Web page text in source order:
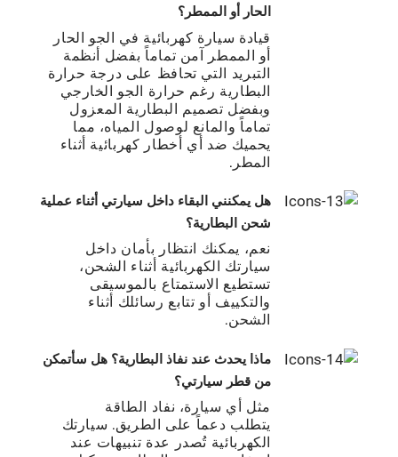
اﻟﺤﺎر أو اﻟﻤﻤﻄﺮ؟
قيادة سيارة كهربائية في الجو الحار
أو الممطر آمن تماماً بفضل أنظمة
التبريد التي تحافظ على درﺟﺔ ﺣﺮارة
اﻟﺒﻄﺎرﻳﺔ رﻏﻢ ﺣﺮارة الجو الخارجي
وﺑﻔﻀﻞ ﺗﺼﻤﻴﻢ اﻟﺒﻄﺎرﻳﺔ اﻟﻤﻌﺰول
ﺗﻤﺎﻣﺎً واﻟﻤﺎﻧﻊ ﻟﻮﺻﻮل اﻟﻤﻴﺎه، ﻣﻤﺎ
ﻳﺤﻤﻴﻚ ﺿﺪ أي أﺧﻄﺎر ﻛﻬﺮﺑﺎﺋﻴﺔ أﺛﻨﺎء
اﻟﻤﻄﺮ.
ﻫﻞ ﻳﻤﻜﻨﻨﻲ اﻟﺒﻘﺎء داﺧﻞ ﺳﻴﺎرﺗﻲ أﺛﻨﺎء ﻋﻤﻠﻴﺔ
ﺷﺤﻦ اﻟﺒﻄﺎرﻳﺔ؟
ﻧﻌﻢ، ﻳﻤﻜﻨﻚ اﻧﺘﻈﺎر ﺑﺄﻣﺎن داﺧﻞ
ﺳﻴﺎرﺗﻚ اﻟﻜﻬﺮﺑﺎﺋﻴﺔ أﺛﻨﺎء اﻟﺸﺤﻦ،
ﺗﺴﺘﻄﻴﻊ اﻻﺳﺘﻤﺘﺎع ﺑﺎﻟﻤﻮﺳﻴﻘﻰ
واﻟﺘﻜﻴﻴﻒ أو ﺗﺘﺎﺑﻊ رﺳﺎﺋﻠﻚ أﺛﻨﺎء
اﻟﺸﺤﻦ.
ﻣﺎذا ﻳﺤﺪث ﻋﻨﺪ ﻧﻔﺎذ اﻟﺒﻄﺎرﻳﺔ؟ ﻫﻞ ﺳﺄﺗﻤﻜﻦ
ﻣﻦ ﻗﻄﺮ ﺳﻴﺎرﺗﻲ؟
ﻣﺜﻞ أي ﺳﻴﺎرة، ﻧﻔﺎد اﻟﻄﺎﻗﺔ
ﻳﺘﻄﻠﺐ دعماً ﻋﻠﻰ اﻟﻄﺮﻳﻖ. ﺳﻴﺎرﺗﻚ
اﻟﻜﻬﺮﺑﺎﺋﻴﺔ ﺗُﺼﺪر ﻋﺪة ﺗﻨﺒﻴﻬﺎت ﻋﻨﺪ